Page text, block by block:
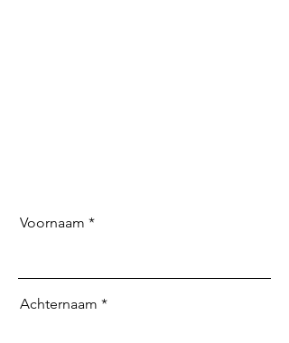
Voornaam
Achternaam